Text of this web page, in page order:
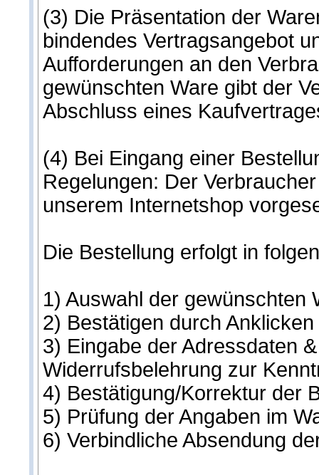
(3) Die Präsentation der
bindendes Vertragsangebot
Aufforderungen an den
gewünschten Ware gibt der
Abschluss eines
(4) Bei Eingang einer
Regelungen: Der
unserem Internetshop
Die Bestellung erfolgt in
1) Auswahl der gewünschten
2) Bestätigen durch Anklicken
3) Eingabe der Adressdaten
Widerrufsbelehrung zur
4) Bestätigung/Korrektur der
5) Prüfung der Angaben im
6) Verbindliche Absendung